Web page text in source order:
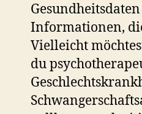
Informationen,
Vielleicht
du